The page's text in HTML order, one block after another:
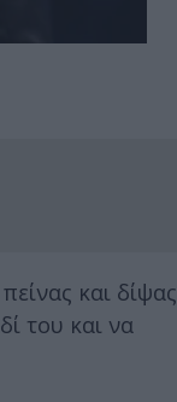
και δίψας
του και να